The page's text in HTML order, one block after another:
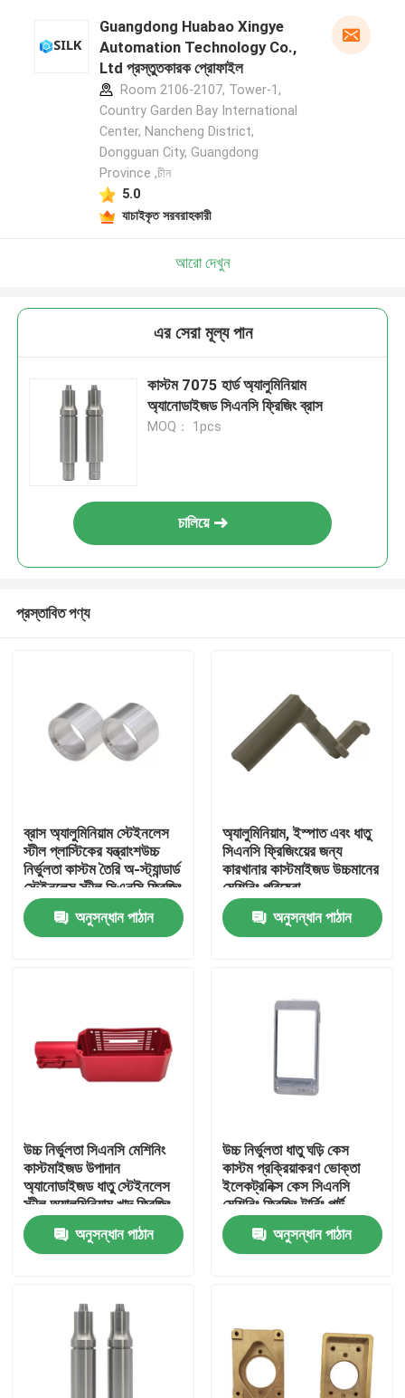
বাড়ি
পণ্য
আমাদের সম্বন্ধে
গুণমান নিয়ন্ত্রণ
আমাদের সাথে যোগাযোগ
একটি উদ্ধৃতি অনুরোধ করুন
Guangdong Huabao Xingye
Automation Technology Co.,
Ltd প্রস্তুতকারক প্রোফাইল
Room 2106-2107, Tower-1,
Country Garden Bay International
Center, Nancheng District,
Dongguan City, Guangdong
Province ,চীন
5.0
যাচাইকৃত সরবরাহকারী
আরো দেখুন
এর সেরা মূল্য পান
কাস্টম 7075 হার্ড অ্যালুমিনিয়াম
অ্যানোডাইজড সিএনসি ফ্রিজিং ব্রাস
MOQ： 1pcs
চালিয়ে
প্রস্তাবিত পণ্য
ব্রাস অ্যালুমিনিয়াম স্টেইনলেস
স্টীল প্লাস্টিকের যন্ত্রাংশউচ্চ
নির্ভুলতা কাস্টম তৈরি অ-স্ট্যান্ডার্ড
স্টেইনলেস স্টীল সিএনসি ফ্রিজিং
টার্নিং
অনুসন্ধান পাঠান
অ্যালুমিনিয়াম, ইস্পাত এবং ধাতু
সিএনসি ফ্রিজিংয়ের জন্য
কারখানার কাস্টমাইজড উচ্চমানের
মেশিনিং পরিষেবা
অনুসন্ধান পাঠান
উচ্চ নির্ভুলতা সিএনসি মেশিনিং
কাস্টমাইজড উপাদান
অ্যানোডাইজড ধাতু স্টেইনলেস
স্টীল অ্যালুমিনিয়াম খাদ ফ্রিজিং
অংশ
অনুসন্ধান পাঠান
উচ্চ নির্ভুলতা ধাতু ঘড়ি কেস
কাস্টম প্রক্রিয়াকরণ ভোক্তা
ইলেকট্রনিক্স কেস সিএনসি
মেশিনিং ফ্রিজিং টার্নিং পার্ট
অনুসন্ধান পাঠান